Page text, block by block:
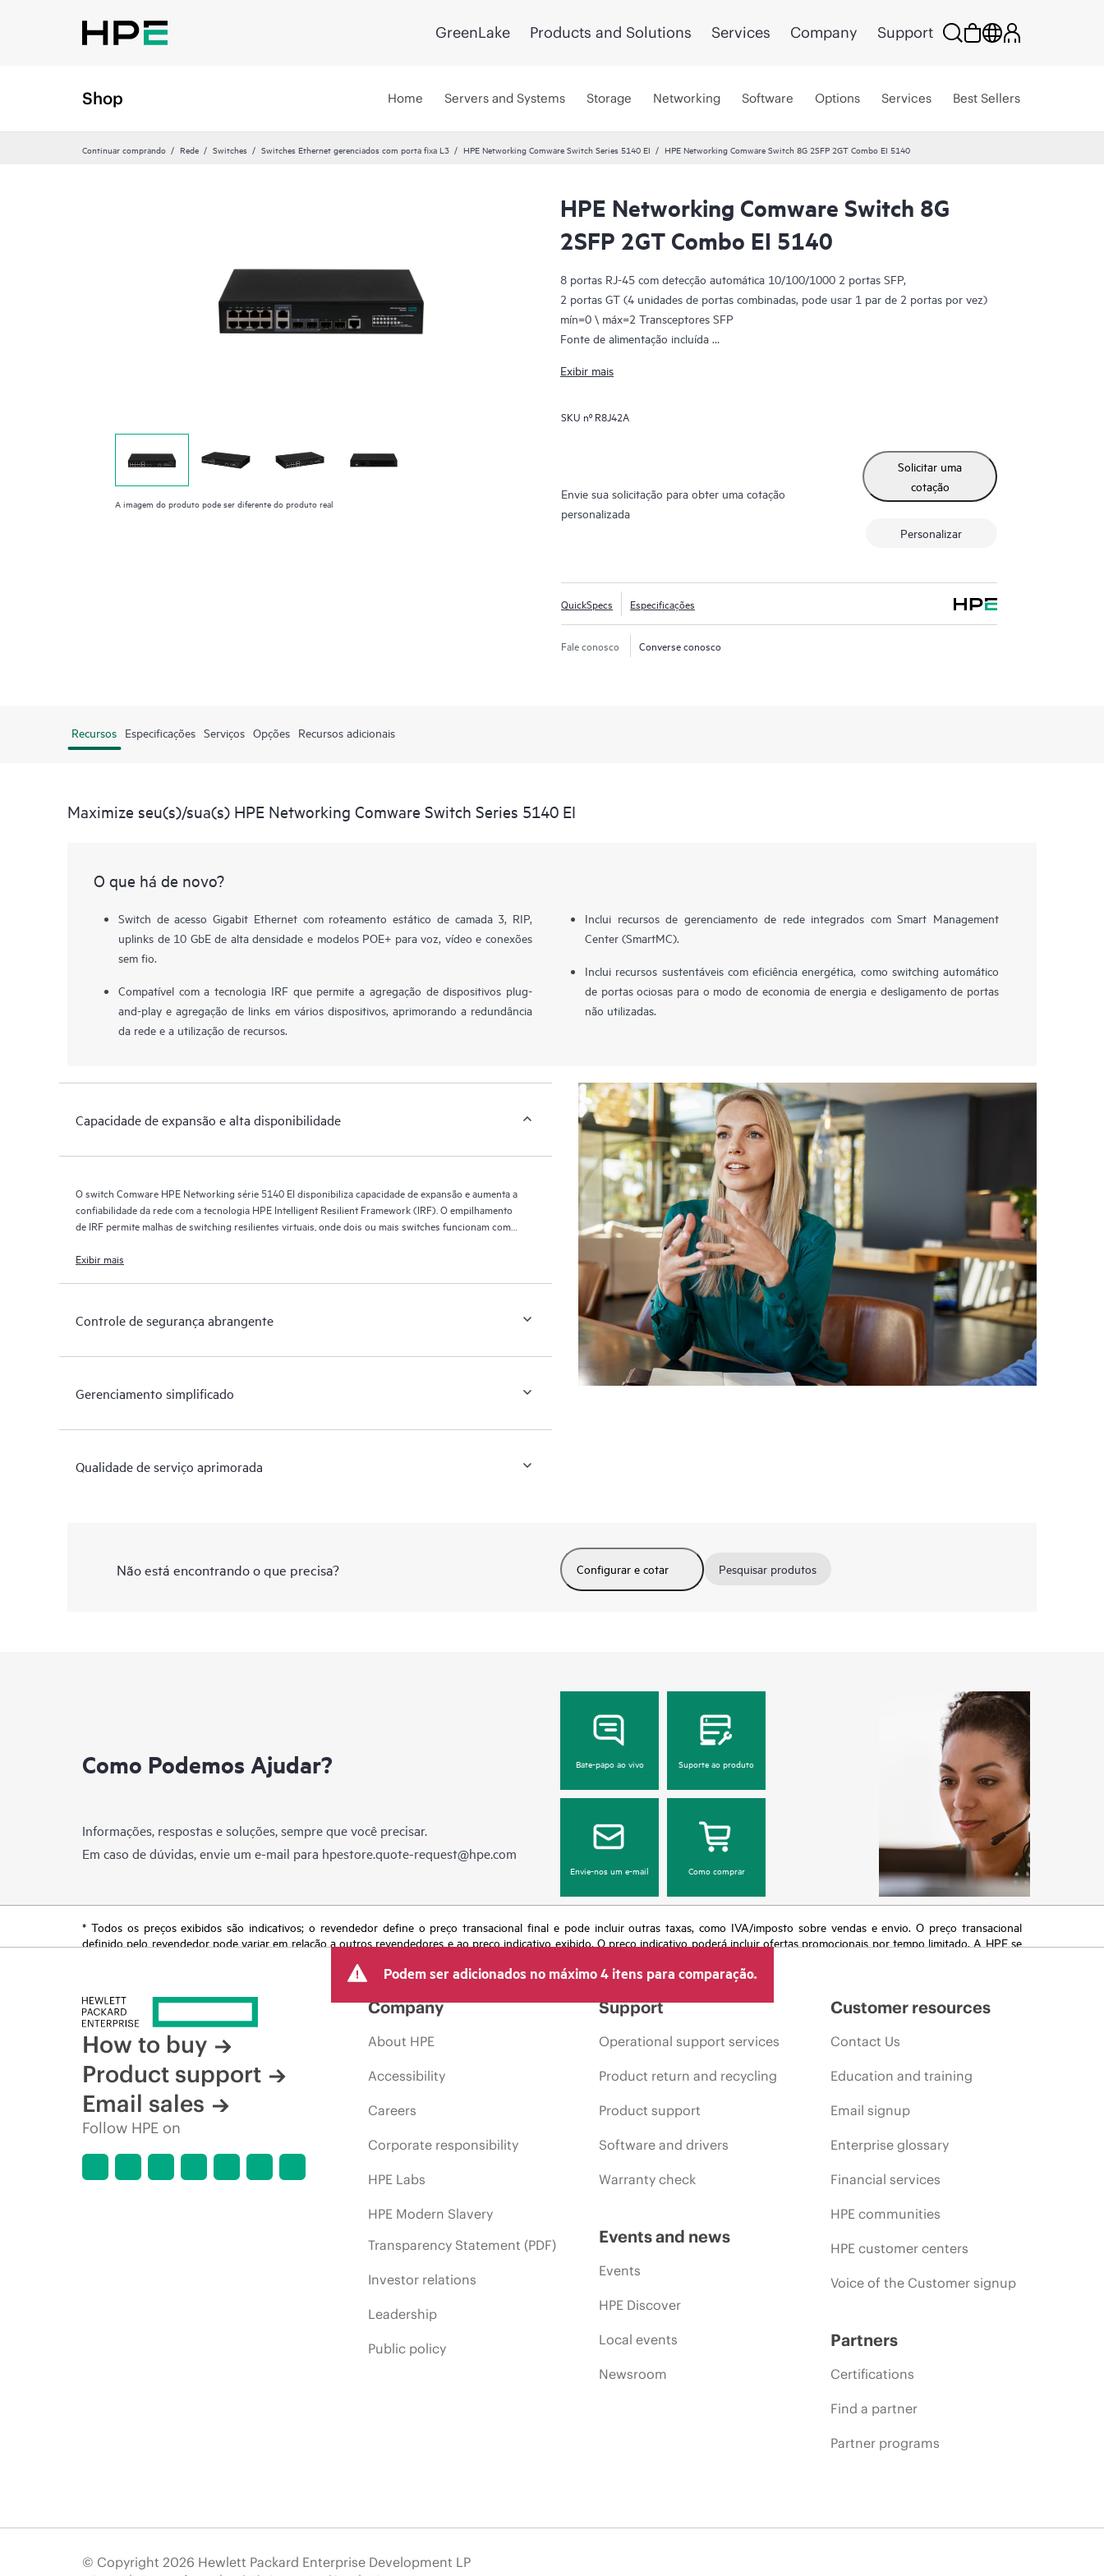
GreenLake Products and Solutions Services Company Support
Shop Home Servers and Systems Storage Networking Software Options Services Best Sellers
Continuar comprando Rede Switches Switches Ethernet gerenciados com porta fixa L3 HPE Networking Comware Switch Series 5140 EI HPE Networking Comware Switch 8G 2SFP 2GT Combo EI 5140
A imagem do produto pode ser diferente do produto real
HPE Networking Comware Switch 8G
2SFP 2GT Combo EI 5140
8 portas RJ-45 com detecção automática 10/100/1000 2 portas SFP,
2 portas GT (4 unidades de portas combinadas, pode usar 1 par de 2 portas por vez)
mín=0 \ máx=2 Transceptores SFP
Fonte de alimentação incluída
Exibir mais
SKU nº R8J42A
Envie sua solicitação para obter uma cotação
personalizada
Solicitar uma
cotação
Personalizar
QuickSpecs Especificações
Fale conosco Converse conosco
Recursos Especificações Serviços Opções Recursos adicionais
Maximize seu(s)/sua(s) HPE Networking Comware Switch Series 5140 EI
O que há de novo?
Switch de acesso Gigabit Ethernet com roteamento estático de camada 3, RIP,
uplinks de 10 GbE de alta densidade e modelos POE+ para voz, vídeo e conexões
sem fio.
Compatível com a tecnologia IRF que permite a agregação de dispositivos plug-
and-play e agregação de links em vários dispositivos, aprimorando a redundância
da rede e a utilização de recursos.
Inclui recursos de gerenciamento de rede integrados com Smart Management
Center (SmartMC).
Inclui recursos sustentáveis com eficiência energética, como switching automático
de portas ociosas para o modo de economia de energia e desligamento de portas
não utilizadas.
Capacidade de expansão e alta disponibilidade
O switch Comware HPE Networking série 5140 EI disponibiliza capacidade de expansão e aumenta a
confiabilidade da rede com a tecnologia HPE Intelligent Resilient Framework (IRF). O empilhamento
de IRF permite malhas de switching resilientes virtuais, onde dois ou mais switches funcionam como
Exibir mais
Controle de segurança abrangente
Gerenciamento simplificado
Qualidade de serviço aprimorada
Não está encontrando o que precisa? Configurar e cotar Pesquisar produtos
Como Podemos Ajudar?
Informações, respostas e soluções, sempre que você precisar.
Em caso de dúvidas, envie um e-mail para hpestore.quote-request@hpe.com
Bate-papo ao vivo Suporte ao produto
Envie-nos um e-mail Como comprar
* Todos os preços exibidos são indicativos; o revendedor define o preço transacional final e pode incluir outras taxas, como IVA/imposto sobre vendas e envio. O preço transacional
definido pelo revendedor pode variar em relação a outros revendedores e ao preço indicativo exibido. O preço indicativo poderá incluir ofertas promocionais por tempo limitado. A HPE se
de produtos restrita, promoção no fim da vida útil e erros em anúncios.Podem ser adicionados no máximo 4 itens para comparação.
How to buy
Product support
Email sales
Follow HPE on
Company
About HPE
Accessibility
Careers
Corporate responsibility
HPE Labs
HPE Modern Slavery
Transparency Statement (PDF)
Investor relations
Leadership
Public policy
Support
Operational support services
Product return and recycling
Product support
Software and drivers
Warranty check
Events and news
Events
HPE Discover
Local events
Newsroom
Customer resources
Contact Us
Education and training
Email signup
Enterprise glossary
Financial services
HPE communities
HPE customer centers
Voice of the Customer signup
Partners
Certifications
Find a partner
Partner programs
© Copyright 2026 Hewlett Packard Enterprise Development LP